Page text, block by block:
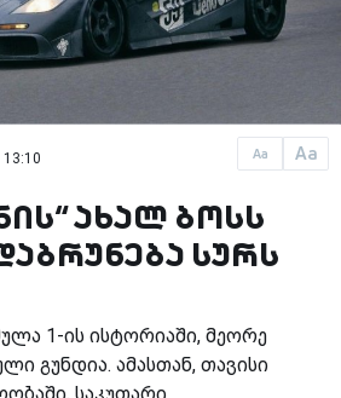
Aa Aa
ახალ ბოსს
სურს
1-ის ისტორიაში, მეორე
გუნდია. ამასთან, თავისი
საკუთარი